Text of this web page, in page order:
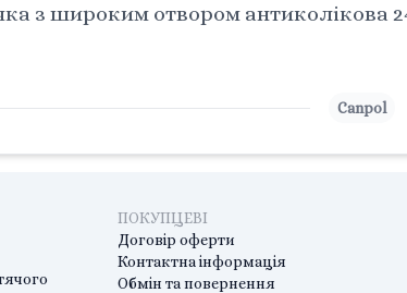
з широким отвором антиколікова
Canpol
ПОКУПЦЕВІ
Договір оферти
Контактна інформація
Обмін та повернення